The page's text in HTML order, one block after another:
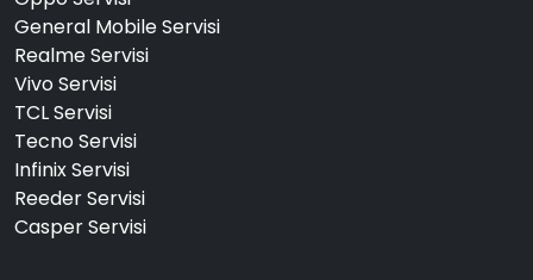
General Mobile Servisi
Realme Servisi
Vivo Servisi
TCL Servisi
Tecno Servisi
Infinix Servisi
Reeder Servisi
Casper Servisi